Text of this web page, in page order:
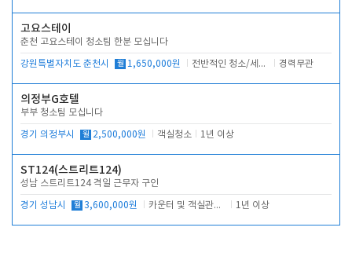
고요스테이
춘천 고요스테이 청소팀 한분 모십니다
강원특별자치도 춘천시 월 1,650,000원 전반적인 청소/세탁업무 경력무관
의정부G호텔
부부 청소팀 모십니다
경기 의정부시 월 2,500,000원 객실청소 1년 이상
ST124(스트리트124)
성남 스트리트124 격일 근무자 구인
경기 성남시 월 3,600,000원 카운터 및 객실관리 전반 1년 이상